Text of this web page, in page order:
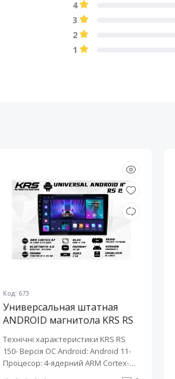
4
3
2
1
Код: 673
Универсальная штатная
ANDROID магнитола KRS RS
Технічні характеристики KRS RS
150- Версія ОС Android: Android 11-
Процесор: 4-ядерний ARM Cortex-